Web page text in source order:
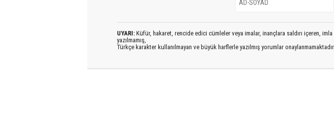
UYARI: Küfür, hakaret, rencide edici cümleler veya imalar, inançlara saldırı içeren,
yazılmamış,
Türkçe karakter kullanılmayan ve büyük harflerle yazılmış yorumlar